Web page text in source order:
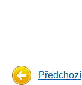
Předchozí